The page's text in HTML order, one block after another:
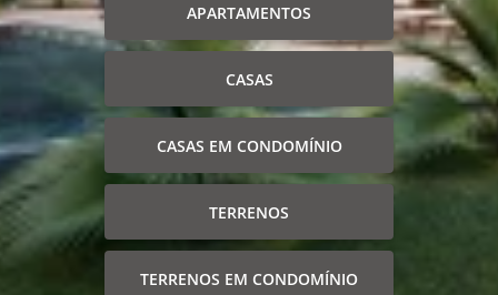
APARTAMENTOS
CASAS
CASAS EM CONDOMÍNIO
TERRENOS
TERRENOS EM CONDOMÍNIO